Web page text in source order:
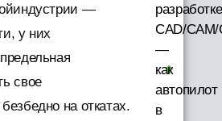
—
у них
свое
на откатах.
разработке
CAD/
—
как
автопилот
в